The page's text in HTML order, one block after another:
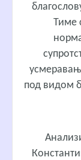
Тиме
под видом